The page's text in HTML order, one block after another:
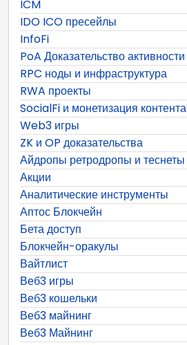
ICM
IDO ICO пресейлы
InfoFi
PoA Доказательство активности
RPC ноды и инфраструктура
RWA проекты
SocialFi и монетизация контента
Web3 игры
ZK и OP доказательства
Айдропы ретродропы и теснеты
Акции
Аналитические инструменты
Аптос Блокчейн
Бета доступ
Блокчейн-оракулы
Вайтлист
Веб3 игры
Веб3 кошельки
Веб3 майнинг
Веб3 Майнинг